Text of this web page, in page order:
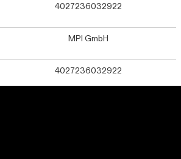
4027236032922
MPI GmbH
4027236032922